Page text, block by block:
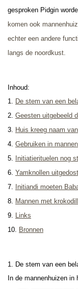
gesproken Pidgin
komen ook
echter een andere
langs de noordkust.
Inhoud:
1.
De stem van een
2 Geesten uitgebeeld
3.
Huis kreeg naam
4. Gebruiken in
5.
Initiatierituelen nog
6. Yamknollen
7.
Initiandi moeten
8.
Mannen met
9.
Links
10.
Bronnen
1. De stem van een
In de mannenhuizen